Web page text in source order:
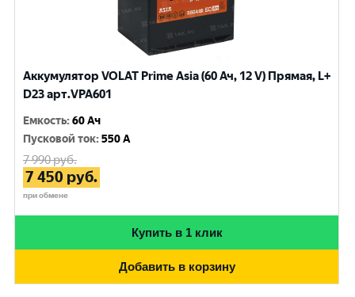
Аккумулятор VOLAT Prime Asia (60 Ач, 12 V) Прямая, L+
D23 арт.VPA601
Емкость:60 Ач
Пусковой ток:550 A
7 990руб.
7 450 руб.
при обмене
Купить в 1 клик
Добавить в корзину